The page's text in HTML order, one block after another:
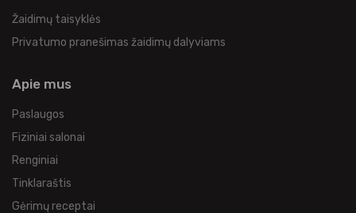
Žaidimų taisyklės
Privatumo pranešimas žaidimų dalyviams
Apie mus
Paslaugos
Fiziniai salonai
Renginiai
Tinklaraštis
Gėrimų receptai